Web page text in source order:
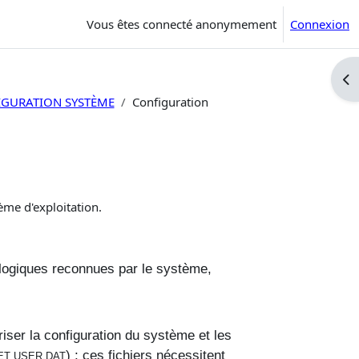
Vous êtes connecté anonymement Connexion
SYSTÈME Configuration
d'exploitation.
reconnues par le système,
la configuration du système et les
USER.DAT) ; ces fichiers nécessitent